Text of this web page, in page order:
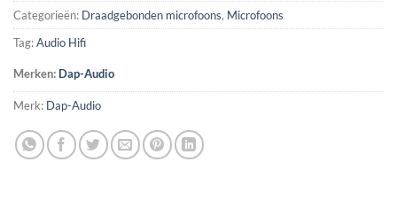
Categorieën: Draadgebonden microfoons, Microfoons
Tag:Audio Hifi
Merken: Dap-Audio
Merk: Dap-Audio